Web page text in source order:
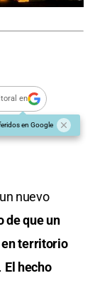
en
en Google
nuevo
de que un
territorio
El hecho